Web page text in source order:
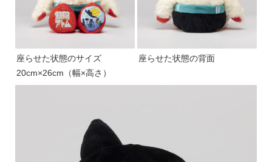
座らせた状態のサイズ
20cm×26cm（幅×高さ）
座らせた状態の背面